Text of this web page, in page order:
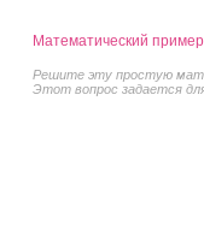
Этот вопрос задается
Математический пример
Решите эту простую